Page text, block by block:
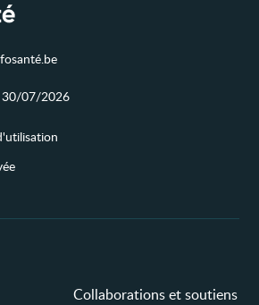
30/07/2026
Collaborations et soutiens